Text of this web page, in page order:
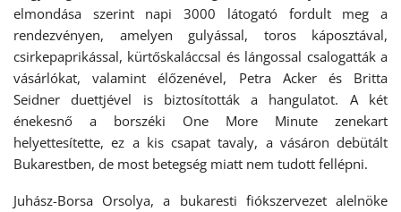
elmondása szerint napi 3000 látogató fordult meg a
rendezvényen, amelyen gulyással, toros káposztával,
csirkepaprikással, kürtőskaláccsal és lángossal csalogatták a
vásárlókat, valamint élőzenével, Petra Acker és Britta
Seidner duettjével is biztosították a hangulatot. A két
énekesnő a borszéki One More Minute zenekart
helyettesítette, ez a kis csapat tavaly, a vásáron debütált
Bukarestben, de most betegség miatt nem tudott fellépni.
Juhász-Borsa Orsolya, a bukaresti fiókszervezet alelnöke